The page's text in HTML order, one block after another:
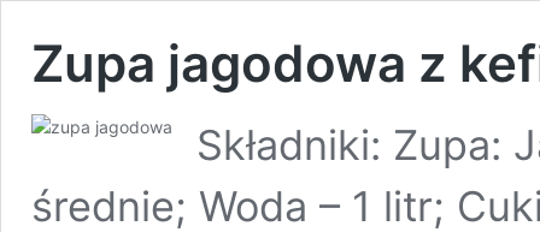
Zupa jagodowa z
Składniki: Zupa:
średnie; Woda – 1 litr;